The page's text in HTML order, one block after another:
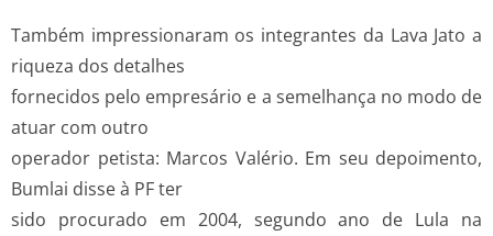
Também impressionaram os integrantes da Lava Jato a
riqueza dos detalhes
fornecidos pelo empresário e a semelhança no modo de
atuar com outro
operador petista: Marcos Valério. Em seu depoimento,
Bumlai disse à PF ter
sido procurado em 2004, segundo ano de Lula na